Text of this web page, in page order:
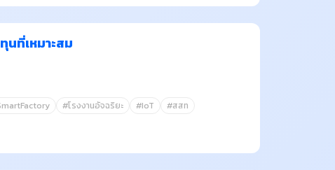
ที่เหมาะสม
#โรงงานอัจฉริยะ #IoT #สสท